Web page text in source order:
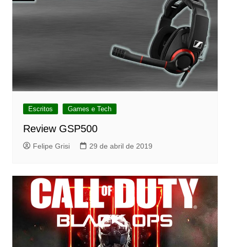
Escritos Games e Tech
Review GSP500
Felipe Grisi 29 de abril de 2019